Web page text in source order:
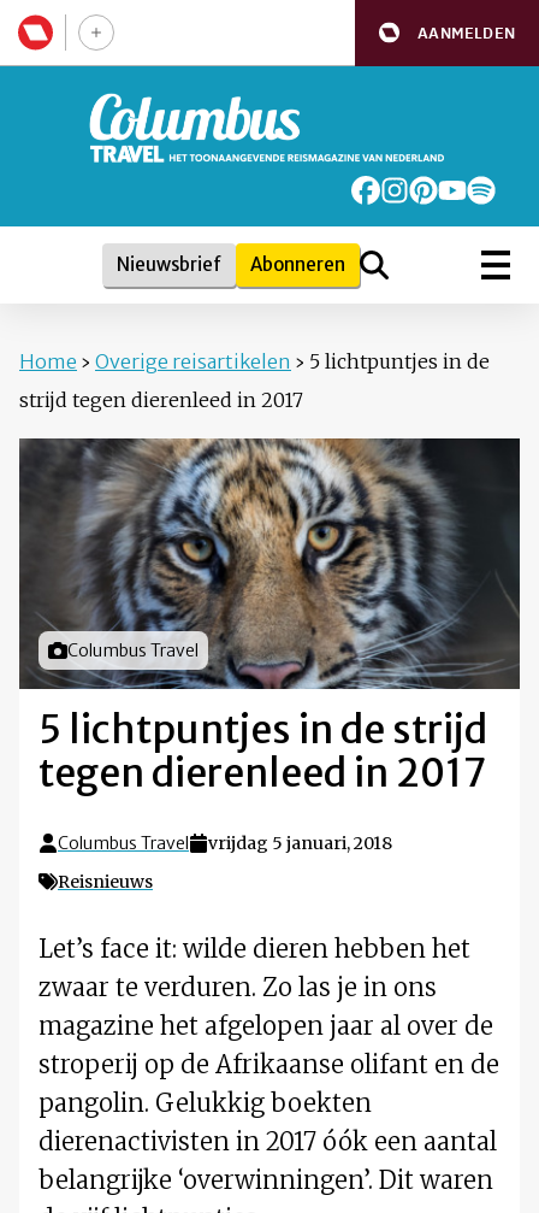
AANMELDEN
Nieuwsbrief Abonneren
Home › Overige reisartikelen › 5 lichtpuntjes in de
strijd tegen dierenleed in 2017
Foto door
Columbus Travel
5 lichtpuntjes in de strijd
tegen dierenleed in 2017
Columbus Travel
vrijdag 5 januari, 2018
Reisnieuws
Let’s face it: wilde dieren hebben het
zwaar te verduren. Zo las je in ons
magazine het afgelopen jaar al over de
stroperij op de Afrikaanse olifant en de
pangolin. Gelukkig boekten
dierenactivisten in 2017 óók een aantal
belangrijke ‘overwinningen’. Dit waren